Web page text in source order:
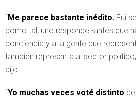
“Me parece bastante inédito. Fui
como tal, uno responde -antes que
conciencia y a la gente que
también representa al sector
dijo.
“Yo muchas veces voté distinto